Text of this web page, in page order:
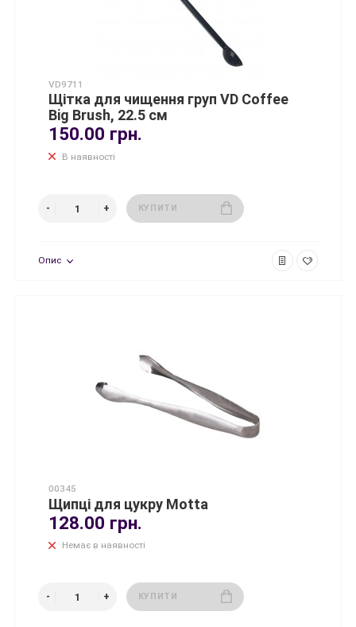
VD9711
Щітка для чищення груп VD Coffee
Big Brush, 22.5 см
150.00 грн.
В наявності
КУПИТИ
Опис
00345
Щипці для цукру Мotta
128.00 грн.
Немає в наявності
КУПИТИ